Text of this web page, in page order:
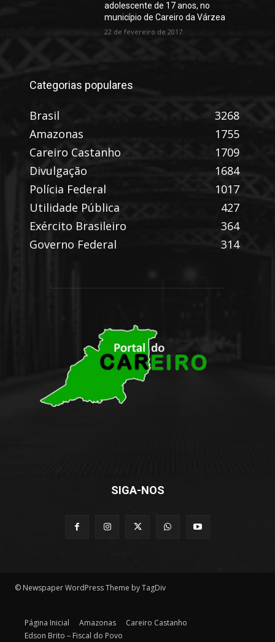
adolescente de 17 anos, no
município de Careiro da Várzea
22 de fevereiro de 2017
Categorias populares
Brasil
3268
Amazonas
1755
Careiro Castanho
1709
Divulgação
1684
Polícia Federal
1017
Utilidade Pública
427
Exército Brasileiro
364
Governo Federal
314
SIGA-NOS
© Newspaper WordPress Theme by TagDiv
Página Inicial Amazonas
Careiro Castanho
Edson Brito – Fiscal do Povo